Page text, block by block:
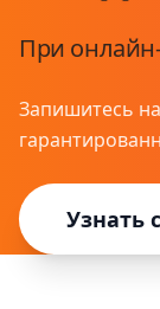
При
Запишитесь
Узнать